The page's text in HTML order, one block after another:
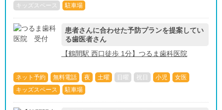
キッズスペース
駐車場
患者さんに合わせた予防プランを提案してい
る歯医者さん
【鶴間駅 西口徒歩 1分】つるま歯科医院
ネット予約 無料電話 夜 土曜 日曜 祝日 小児
女医
キッズスペース
駐車場